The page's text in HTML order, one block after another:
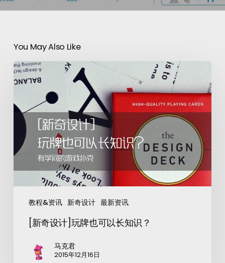
You May Also Like
教程&资讯 新奇设计 最新资讯
[新奇设计]玩牌也可以长知识？
马克君
2015年12月16日